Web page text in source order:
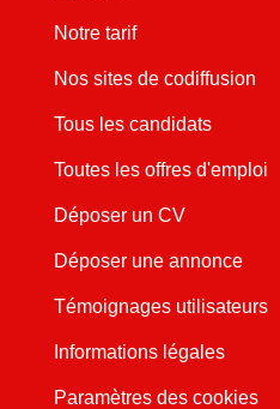
Notre tarif
Nos sites de codiffusion
Tous les candidats
Toutes les offres d'emploi
Déposer un CV
Déposer une annonce
Témoignages utilisateurs
Informations légales
Paramètres des cookies